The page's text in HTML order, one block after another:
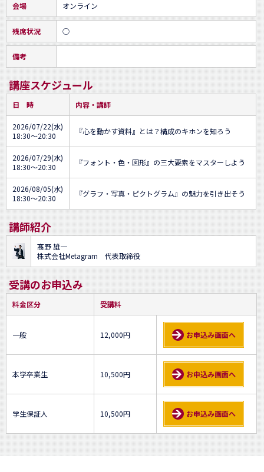
会場 オンライン
残席状況 ○
備考
講座スケジュール
日 時 内容・講師
2026/07/22(水)
18:30～20:30
『心を動かす資料』とは？構成のキホンを知ろう
2026/07/29(水)
18:30～20:30
『フォント・色・図形』の三大要素をマスターしよう
2026/08/05(水)
18:30～20:30
『グラフ・写真・ピクトグラム』の魅力を引き出そう
講師紹介
髙野 雄一
株式会社Metagram 代表取締役
受講のお申込み
料金区分 受講料
一般 12,000円 お申込み画面へ
本学卒業生 10,500円 お申込み画面へ
学生保証人 10,500円 お申込み画面へ